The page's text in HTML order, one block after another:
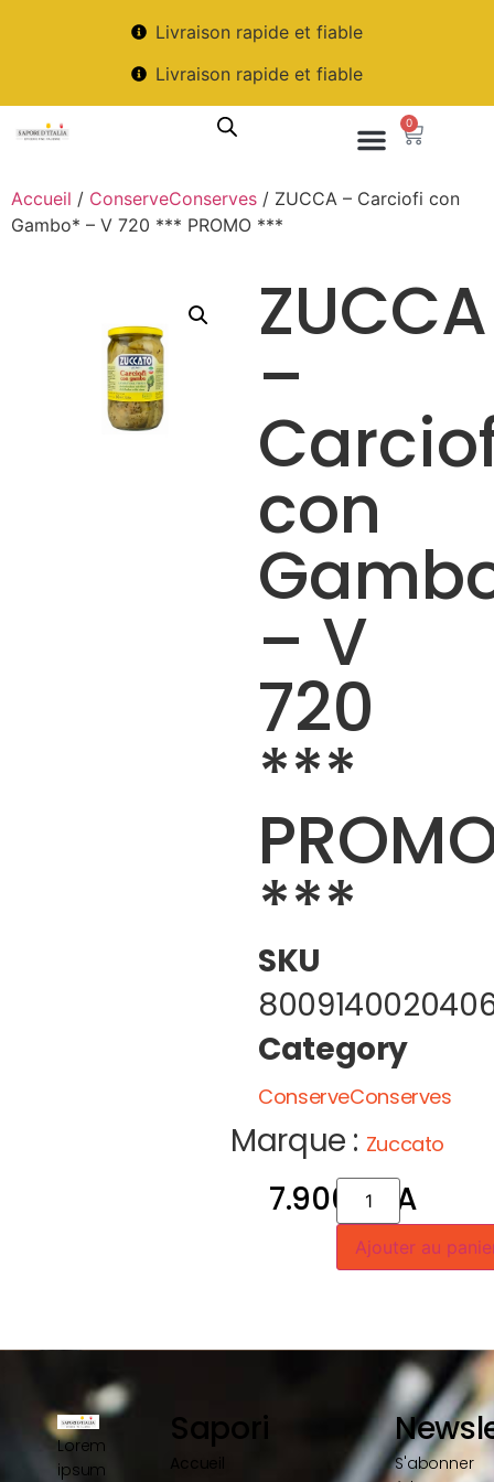
Livraison rapide et fiable
Livraison rapide et fiable
0
Accueil / ConserveConserves / ZUCCA – Carciofi con
Gambo* – V 720 *** PROMO ***
ZUCCA
–
con
– V
720
***
***
SKU
Category
ConserveConserves
Marque : Zuccato
7.900 CFA
Ajouter au
Lorem
ipsum
Sapori
Accueil
S'abonner